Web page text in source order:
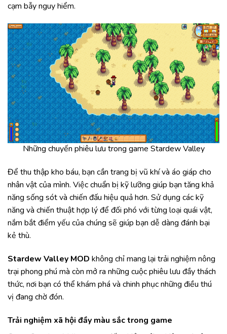
cạm bẫy nguy hiểm.
Những chuyến phiêu lưu trong game Stardew Valley
Để thu thập kho báu, bạn cần trang bị vũ khí và áo giáp cho
nhân vật của mình. Việc chuẩn bị kỹ lưỡng giúp bạn tăng khả
năng sống sót và chiến đấu hiệu quả hơn. Sử dụng các kỹ
năng và chiến thuật hợp lý để đối phó với từng loại quái vật,
nắm bắt điểm yếu của chúng sẽ giúp bạn dễ dàng đánh bại
kẻ thù.
Stardew Valley MOD không chỉ mang lại trải nghiệm nông
trại phong phú mà còn mở ra những cuộc phiêu lưu đầy thách
thức, nơi bạn có thể khám phá và chinh phục những điều thú
vị đang chờ đón.
Trải nghiệm xã hội đầy màu sắc trong game